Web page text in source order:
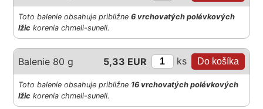
Toto balenie obsahuje približne6 vrchovatých polévkových
lžic korenia chmeli-suneli.
Balenie 80 g 5,33 EUR ks
Toto balenie obsahuje približne 16 vrchovatých polévkových
lžic korenia chmeli-suneli.